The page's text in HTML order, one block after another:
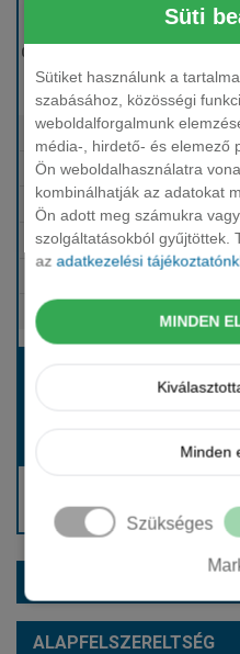
Süti
Sütiket használunk a
szabásához, közösségi
weboldalforgalmunk
média-, hirdető- és elemező
Ön weboldalhasználatra
kombinálhatják az adatokat
Ön adott meg számukra
szolgáltatásokból gyűjtöttek.
azadatkezelési
MINDEN
Minden
Szükséges
Fix HUF finanszírozás
Karbantartás, szerviz
Téli-nyári gumi
Biztosítások (KGFB, Casco,
Gépjármű- és cégautóadó
Kérjen
ALAPFELSZERELTSÉG